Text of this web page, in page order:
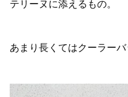
テリーヌに添えるもの。
あまり長くてはクーラーバ